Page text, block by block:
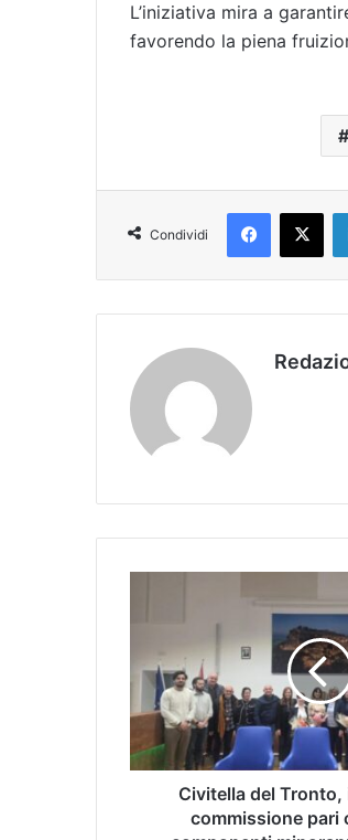
L’iniziativa mira a
favorendo la piena
Condividi
Civitella del
commissione pari